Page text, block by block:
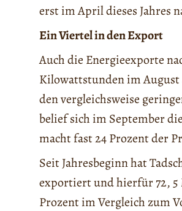
erst im April dieses Jahres
Ein Viertel in den Export
Auch die Energieexporte
Kilowattstunden im
den vergleichsweise
belief sich im September
macht fast 24 Prozent der
Seit Jahresbeginn hat
exportiert und hierfür 72, 5
Prozent im Vergleich zum